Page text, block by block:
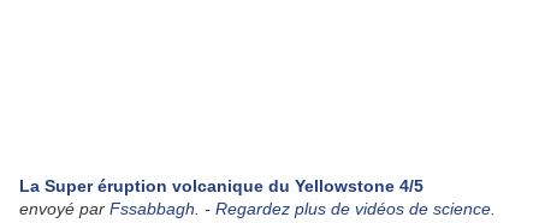
La Super éruption volcanique du Yellowstone 4/5
envoyé par Fssabbagh . - Regardez plus de vidéos de science.